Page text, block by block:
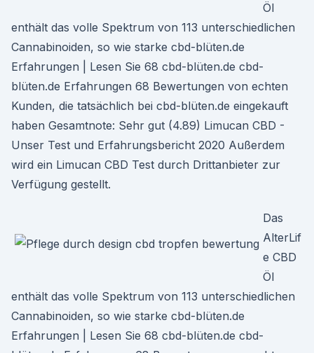
Öl
enthält das volle Spektrum von 113 unterschiedlichen
Cannabinoiden, so wie starke cbd-blüten.de
Erfahrungen | Lesen Sie 68 cbd-blüten.de cbd-
blüten.de Erfahrungen 68 Bewertungen von echten
Kunden, die tatsächlich bei cbd-blüten.de eingekauft
haben Gesamtnote: Sehr gut (4.89) Limucan CBD -
Unser Test und Erfahrungsbericht 2020 Außerdem
wird ein Limucan CBD Test durch Drittanbieter zur
Verfügung gestellt.
Das
AlterLif
e CBD
Öl
enthält das volle Spektrum von 113 unterschiedlichen
Cannabinoiden, so wie starke cbd-blüten.de
Erfahrungen | Lesen Sie 68 cbd-blüten.de cbd-